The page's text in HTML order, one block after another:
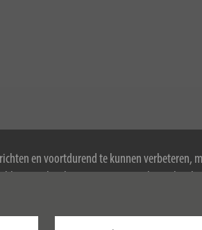
en voortdurend te kunnen verbeteren,
met 10 W vermogen die aan de
geschikt voor gebruik zowel binnen als